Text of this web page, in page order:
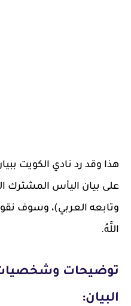
هذا وقد رد نادي الكويت
على بيان اليأس المشترك
وتابعه العربي)، وسوف
اللَّهُ.
توضيحات وشخصيات
البيان: